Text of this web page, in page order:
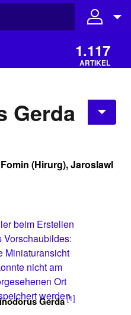
1.117
ARTIKEL
Gerda
(Hirurg), Jaroslawl
beim Erstellen
Vorschaubildes:
Miniaturansicht
nicht am
Ort
werden
Gerda [1]